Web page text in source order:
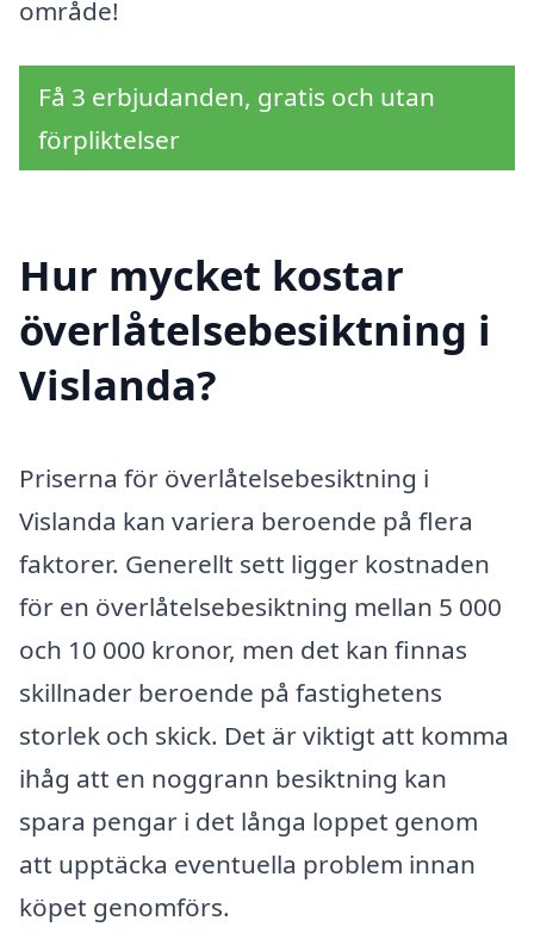
område!
Få 3 erbjudanden, gratis och utan
förpliktelser
Hur mycket kostar
överlåtelsebesiktning i
Vislanda?
Priserna för överlåtelsebesiktning i
Vislanda kan variera beroende på flera
faktorer. Generellt sett ligger kostnaden
för en överlåtelsebesiktning mellan 5 000
och 10 000 kronor, men det kan finnas
skillnader beroende på fastighetens
storlek och skick. Det är viktigt att komma
ihåg att en noggrann besiktning kan
spara pengar i det långa loppet genom
att upptäcka eventuella problem innan
köpet genomförs.